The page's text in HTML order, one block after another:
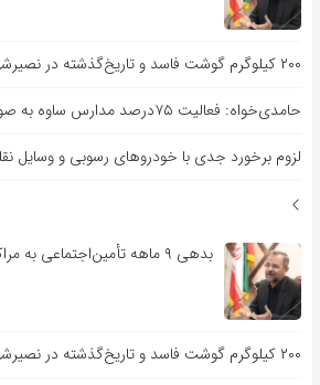
۲۰۰ کیلوگرم گوشت فاسد و تاریخ‌گذشته در نصیرشهر معدوم شد
حامدی‌خواه: فعالیت ۷۵درصد مدارس ساوه به صورت دوشیفت است
لزوم برخورد جدی با خودروهای رسوبی و وسایل
بدهی ۹ ماهه تأمین‌اجتماعی به مراکز دیالیز
۲۰۰ کیلوگرم گوشت فاسد و تاریخ‌گذشته در نصیرشهر معدوم شد